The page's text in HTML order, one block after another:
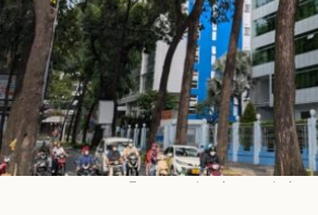
Entre modernisme urbain et